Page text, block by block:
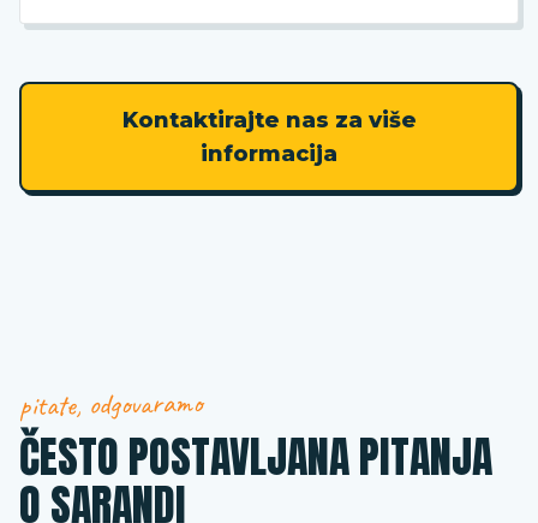
Kontaktirajte nas za više
informacija
pitate, odgovaramo
ČESTO POSTAVLJANA PITANJA
O SARANDI